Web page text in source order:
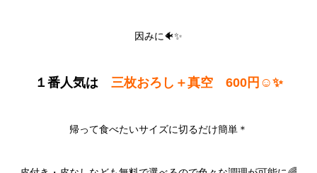
因みに🐠✨
１番人気は 三枚おろし＋真空 600円☺️✨
帰って食べたいサイズに切るだけ簡単＊